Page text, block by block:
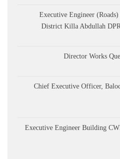
Executive Engineer
District Killa Abdullah
Director Works
Chief Executive Officer,
Executive Engineer Building